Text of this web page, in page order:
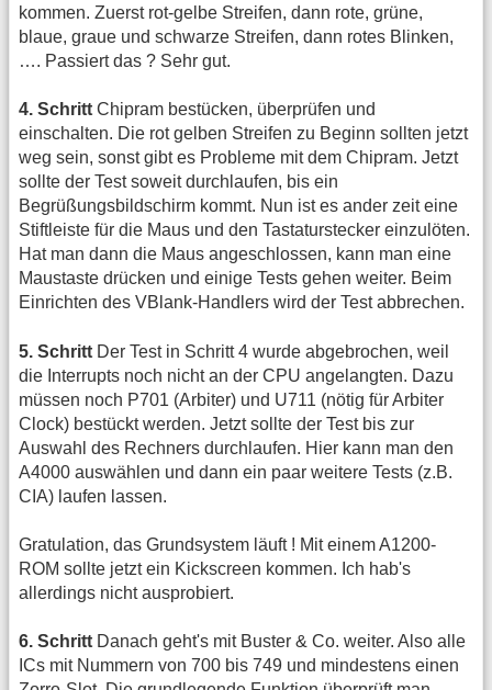
kommen. Zuerst rot-gelbe Streifen, dann rote, grüne,
blaue, graue und schwarze Streifen, dann rotes Blinken,
…. Passiert das ? Sehr gut.
4. Schritt Chipram bestücken, überprüfen und
einschalten. Die rot gelben Streifen zu Beginn sollten jetzt
weg sein, sonst gibt es Probleme mit dem Chipram. Jetzt
sollte der Test soweit durchlaufen, bis ein
Begrüßungsbildschirm kommt. Nun ist es ander zeit eine
Stiftleiste für die Maus und den Tastaturstecker einzulöten.
Hat man dann die Maus angeschlossen, kann man eine
Maustaste drücken und einige Tests gehen weiter. Beim
Einrichten des VBlank-Handlers wird der Test abbrechen.
5. Schritt Der Test in Schritt 4 wurde abgebrochen, weil
die Interrupts noch nicht an der CPU angelangten. Dazu
müssen noch P701 (Arbiter) und U711 (nötig für Arbiter
Clock) bestückt werden. Jetzt sollte der Test bis zur
Auswahl des Rechners durchlaufen. Hier kann man den
A4000 auswählen und dann ein paar weitere Tests (z.B.
CIA) laufen lassen.
Gratulation, das Grundsystem läuft ! Mit einem A1200-
ROM sollte jetzt ein Kickscreen kommen. Ich hab's
allerdings nicht ausprobiert.
6. Schritt Danach geht's mit Buster & Co. weiter. Also alle
ICs mit Nummern von 700 bis 749 und mindestens einen